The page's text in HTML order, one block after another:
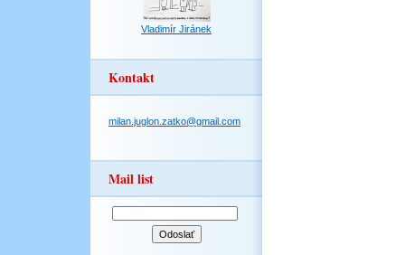
Vladimír Jiránek
Kontakt
milan.juglon.zatko@gmail.com
Mail list